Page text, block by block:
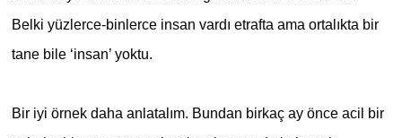
Belki yüzlerce-binlerce insan vardı etrafta ama ortalıkta bir
tane bile ‘insan’ yoktu.
Bir iyi örnek daha anlatalım. Bundan birkaç ay önce acil bir